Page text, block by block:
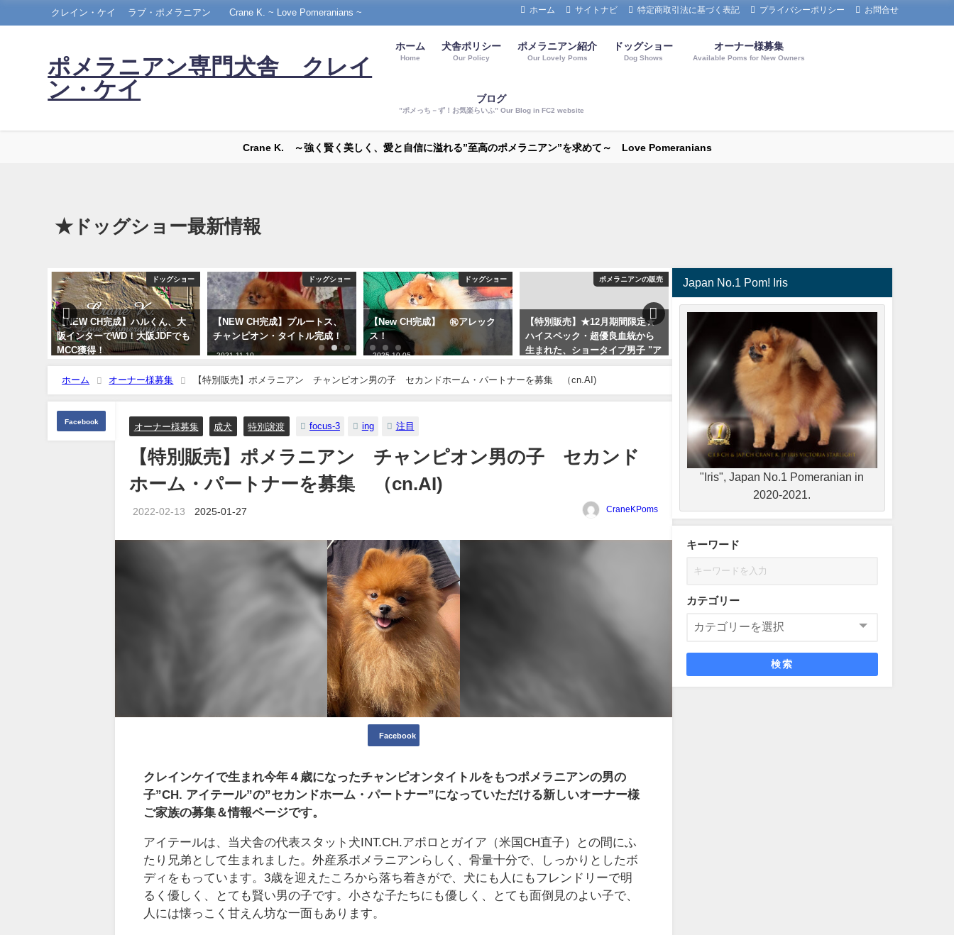
クレイン・ケイ ラブ・ポメラニアン Crane K. ~ Love Pomeranians ~ ホーム サイトナビ 特定商取引法に基づく表記 プライバシーポリシー お問合せ
ポメラニアン専門犬舎 クレイ
ン・ケイ
ホーム
Home
犬舎ポリシー
Our Policy
ポメラニアン紹介
Our Lovely Poms
ドッグショー
Dog Shows
オーナー様募集
Available Poms for New Owners
ブログ
”ポメっち－ず！お気楽らいふ” Our Blog in FC2 website
Crane K. ～強く賢く美しく、愛と自信に溢れる”至高のポメラニアン”を求めて～ Love Pomeranians
★ドッグショー最新情報
ドッグショー
【NEW CH完成】ハルくん、大
阪インターでWD！大阪JDFでも
MCC獲得！
ドッグショー
【NEW CH完成】プルートス、
チャンピオン・タイトル完成！
2021-11-10
ドッグショー
【New CH完成】 ㊗アレック
ス！
2025-10-05
ポメラニアンの販売
【特別販売】★12月期間限定★
ハイスペック・超優良血統から
生まれた、ショータイプ男子 "ア
トラス"（TEMIS25-01）
2025-10-07
ドッグショー
一ポメラニアンに輝く！ロイヤ
ルカナン・アワード受賞!!
2022-05-26
ー・デビュー!ベビークラス
ザーブ・キング頂きました
2021-06-07
ホーム オーナー様募集 【特別販売】ポメラニアン チャンピオン男の子 セカンドホーム・パートナーを募集 （cn.AI)
Facebook オーナー様募集 成犬 特別譲渡 focus-3 ing 注目
【特別販売】ポメラニアン チャンピオン男の子 セカンド
ホーム・パートナーを募集 （cn.AI)
2022-02-13 2025-01-27 CraneKPoms
Facebook
クレインケイで生まれ今年４歳になったチャンピオンタイトルをもつポメラニアンの男の
子”CH. アイテール”の”セカンドホーム・パートナー”になっていただける新しいオーナー様
ご家族の募集＆情報ページです。
アイテールは、当犬舎の代表スタット犬INT.CH.アポロとガイア（米国CH直子）との間にふ
たり兄弟として生まれました。外産系ポメラニアンらしく、骨量十分で、しっかりとしたボ
ディをもっています。3歳を迎えたころから落ち着きがで、犬にも人にもフレンドリーで明
るく優しく、とても賢い男の子です。小さな子たちにも優しく、とても面倒見のよい子で、
人には懐っこく甘えん坊な一面もあります。
Japan No.1 Pom! Iris
"Iris", Japan No.1 Pomeranian in
2020-2021.
キーワード
カテゴリー
検索